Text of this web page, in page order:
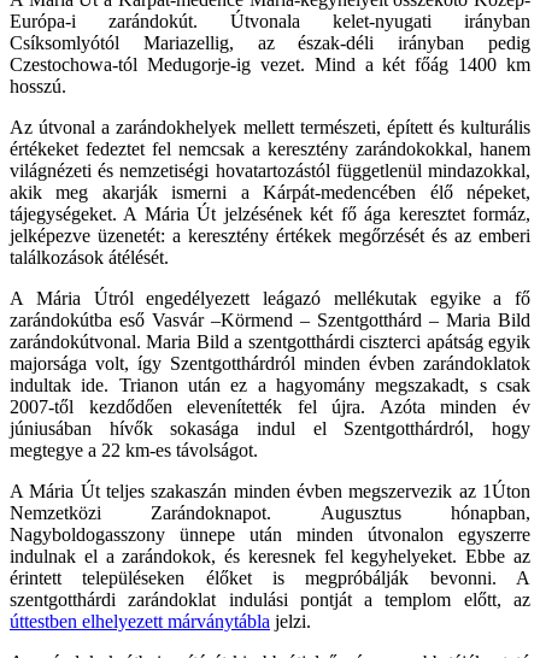
Európa-i zarándokút. Útvonala kelet-nyugati irányban
Csíksomlyótól Mariazellig, az észak-déli irányban pedig
Czestochowa-tól Medugorje-ig vezet. Mind a két főág 1400 km
hosszú.
Az útvonal a zarándokhelyek mellett természeti, épített és kulturális
értékeket fedeztet fel nemcsak a keresztény zarándokokkal, hanem
világnézeti és nemzetiségi hovatartozástól függetlenül mindazokkal,
akik meg akarják ismerni a Kárpát-medencében élő népeket,
tájegységeket. A Mária Út jelzésének két fő ága keresztet formáz,
jelképezve üzenetét: a keresztény értékek megőrzését és az emberi
találkozások átélését.
A Mária Útról engedélyezett leágazó mellékutak egyike a fő
zarándokútba eső Vasvár –Körmend – Szentgotthárd – Maria Bild
zarándokútvonal. Maria Bild a szentgotthárdi ciszterci apátság egyik
majorsága volt, így Szentgotthárdról minden évben zarándoklatok
indultak ide. Trianon után ez a hagyomány megszakadt, s csak
2007-től kezdődően elevenítették fel újra. Azóta minden év
júniusában hívők sokasága indul el Szentgotthárdról, hogy
megtegye a 22 km-es távolságot.
A Mária Út teljes szakaszán minden évben megszervezik az 1Úton
Nemzetközi Zarándoknapot. Augusztus hónapban,
Nagyboldogasszony ünnepe után minden útvonalon egyszerre
indulnak el a zarándokok, és keresnek fel kegyhelyeket. Ebbe az
érintett településeken élőket is megpróbálják bevonni. A
szentgotthárdi zarándoklat indulási pontját a templom előtt, az
úttestben elhelyezett márványtábla jelzi.